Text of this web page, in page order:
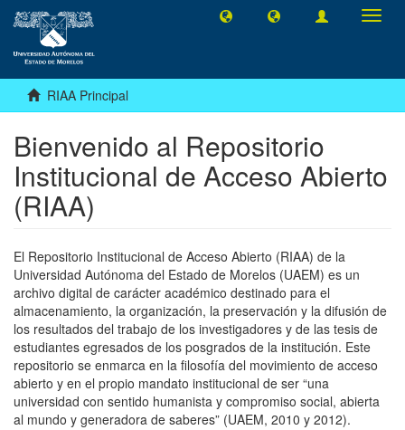
RIAA Principal
Bienvenido al Repositorio
Institucional de Acceso Abierto
(RIAA)
El Repositorio Institucional de Acceso Abierto (RIAA) de la
Universidad Autónoma del Estado de Morelos (UAEM) es un
archivo digital de carácter académico destinado para el
almacenamiento, la organización, la preservación y la difusión de
los resultados del trabajo de los investigadores y de las tesis de
estudiantes egresados de los posgrados de la institución. Este
repositorio se enmarca en la filosofía del movimiento de acceso
abierto y en el propio mandato institucional de ser “una
universidad con sentido humanista y compromiso social, abierta
al mundo y generadora de saberes” (UAEM, 2010 y 2012).